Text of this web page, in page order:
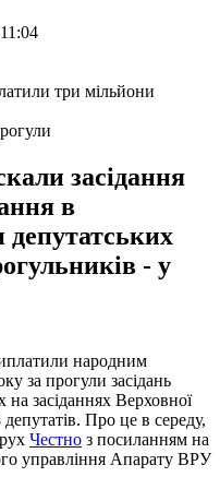
засідання
в
депутатських
- у
народним
за прогули засідань
на засіданнях Верховної
Про це в середу,
Честно з посиланням на
управління Апарату ВРУ